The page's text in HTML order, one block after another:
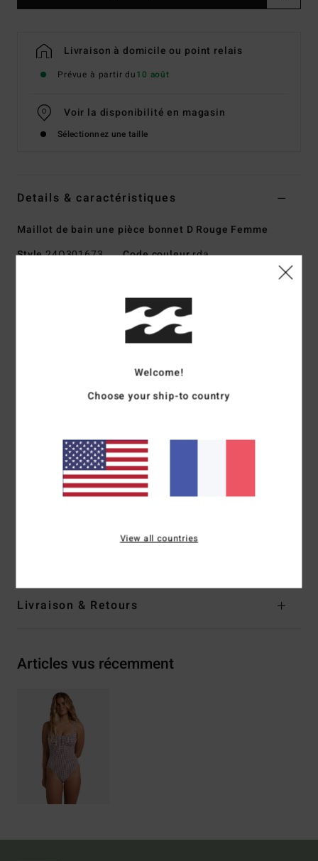
Livraison à domicile ou point relais
Prévue à partir du10 août
Voir la disponibilité en magasin
Sélectionnez une taille
Details & caractéristiques
Maillot de bain une pièce bonnet D Rouge Femme
Style24O301673 Code couleurrda
Mélange de polyamide, de polyester et
Rembourrage :bonnets amovibles et armatures latérales
Bretelles :fermeture et bretelles réglables
Plaque en métal logotée
Livraison & Retours
Articles vus récemment
Welcome!
Choose your ship-to country
View all countries